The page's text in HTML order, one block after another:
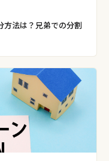
方法は？兄弟での分割